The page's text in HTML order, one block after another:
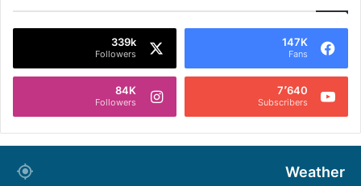
147K
Fans
339k
Followers
7٬640
Subscribers
84K
Followers
Weather